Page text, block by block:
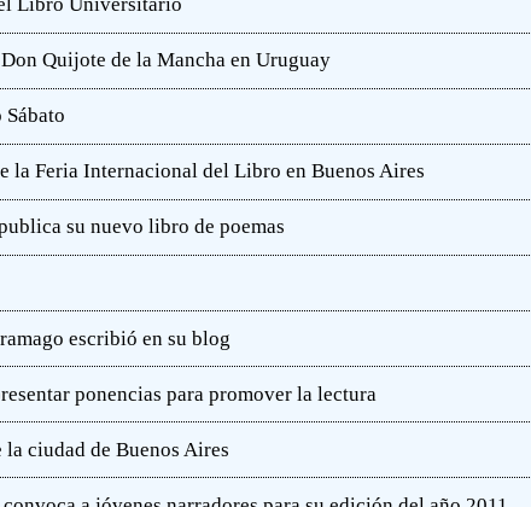
Libro Universitario
Quijote de la Mancha en Uruguay
la Feria Internacional del Libro en Buenos Aires
su nuevo libro de poemas
escribió en su blog
ponencias para promover la lectura
ciudad de Buenos Aires